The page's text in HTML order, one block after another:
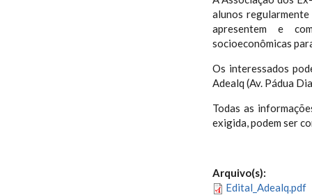
alunos
apresentem e
socioeconômicas
Os interessados
Adealq (Av. Pádua
Todas as
exigida, podem ser
Arquivo(s):
Edital_Adealq.pdf